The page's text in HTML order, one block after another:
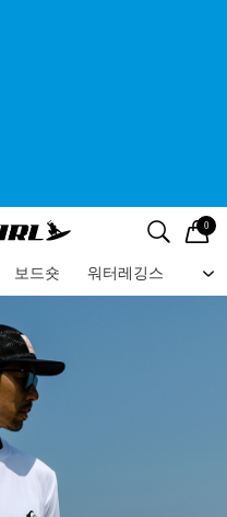
검색
0
보드숏 워터레깅스 비
메뉴